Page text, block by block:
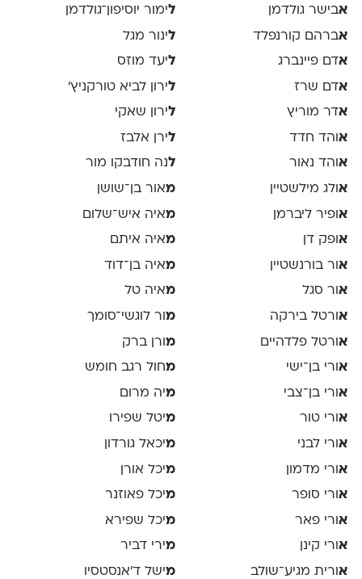
אבישר גולדמן
אברהם קורנפלד
אדם פיינברג
אדם שרז
אדר מוריץ
אוהד חדד
אוהד נאור
אולג מילשטיין
אופיר ליברמן
אופק דן
אור בורנשטיין
אור סגל
אורטל בירקה
אורטל פלדהיים
אורי בן־ישי
אורי בן־צבי
אורי טור
אורי לבני
אורי מדמון
אורי סופר
אורי פאר
אורי קינן
אורית מגיע־שולב
לימור יוסיפון־גולדמן
לינור מגל
ליעד מוזס
לירון לביא טורקניץ׳
לירון שאקי
לירן אלבז
לנה חודבקו מור
מאור בן־שושן
מאיה איש־שלום
מאיה איתם
מאיה בן־דוד
מאיה טל
מ ור לוגשי־סומך
מ ורן ברק
מחול רגב חומש
מיה מרום
מיטל שפירו
מיכאל גורדון
מיכל אורן
מיכל פאוזנר
מיכל שפירא
מירי דביר
מישל ד׳אנסטסיו